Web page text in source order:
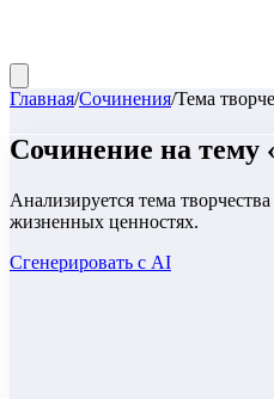
Главная/Сочинения/Тема
Сочинение на тему
Анализируется тема
жизненных ценностях.
Сгенерировать с AI